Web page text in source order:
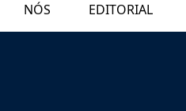
NÓS
EDITORIAL